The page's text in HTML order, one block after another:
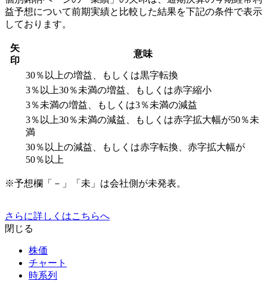
益予想について前期実績と比較した結果を下記の条件で表示
しております。
矢
印
意味
30％以上の増益、もしくは黒字転換
3％以上30％未満の増益、もしくは赤字縮小
3％未満の増益、もしくは3％未満の減益
3％以上30％未満の減益、もしくは赤字拡大幅が50％未
満
30％以上の減益、もしくは赤字転換、赤字拡大幅が
50％以上
※予想欄「－」「未」は会社側が未発表。
さらに詳しくはこちらへ
閉じる
株価
チャート
時系列